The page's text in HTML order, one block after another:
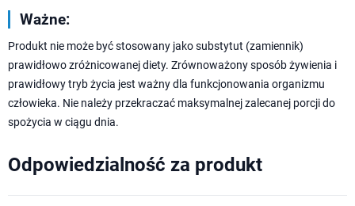
Ważne:
Produkt nie może być stosowany jako substytut (zamiennik)
prawidłowo zróżnicowanej diety. Zrównoważony sposób żywienia i
prawidłowy tryb życia jest ważny dla funkcjonowania organizmu
człowieka. Nie należy przekraczać maksymalnej zalecanej porcji do
spożycia w ciągu dnia.
Odpowiedzialność za produkt